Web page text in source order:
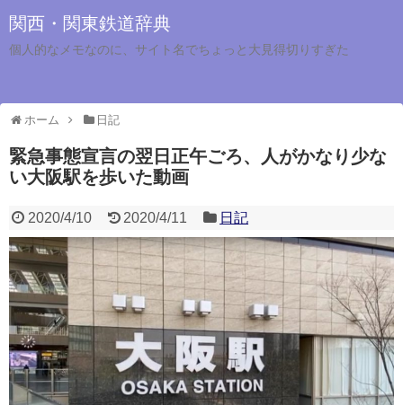
関西・関東鉄道辞典
個人的なメモなのに、サイト名でちょっと大見得切りすぎた
ホーム 日記
緊急事態宣言の翌日正午ごろ、人がかなり少な
い大阪駅を歩いた動画
2020/4/10 2020/4/11 日記